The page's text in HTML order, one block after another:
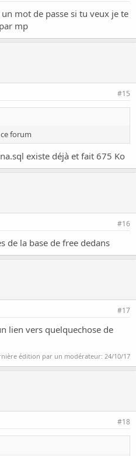
mot de passe si tu veux je te
mp
#15
forum
existe déjà et fait 675 Ko
#16
de la base de free dedans
#17
lien vers quelquechose de
édition par un modérateur: 24/10/17
#18